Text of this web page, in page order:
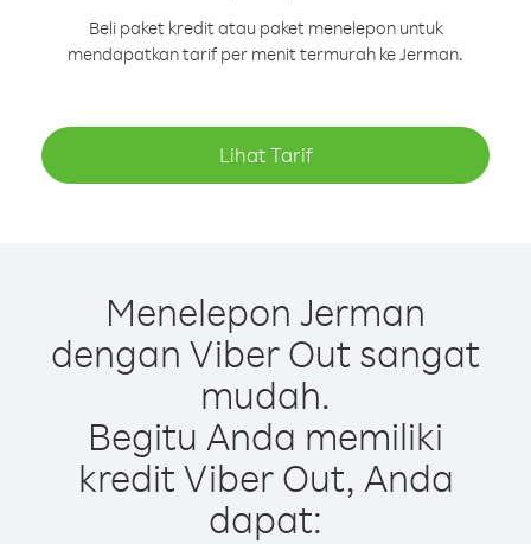
Beli paket kredit atau paket menelepon untuk
mendapatkan tarif per menit termurah ke Jerman.
Lihat Tarif
Menelepon Jerman
dengan Viber Out sangat
mudah.
Begitu Anda memiliki
kredit Viber Out, Anda
dapat: